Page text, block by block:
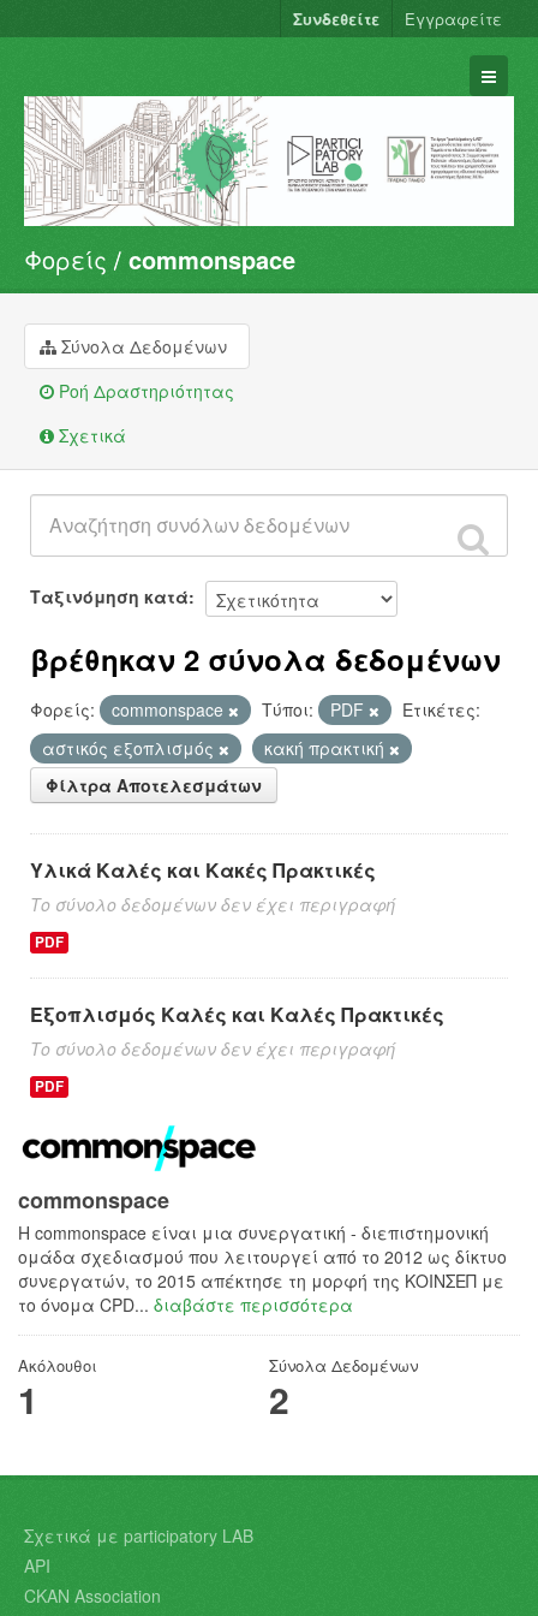
Συνδεθείτε Εγγραφείτε
Σύνολα Δεδομένων
Φορείς
Ομάδες
Σχετικά
Φορείς commonspace
Σύνολα Δεδομένων
Ροή Δραστηριότητας
Σχετικά
Ταξινόμηση κατά
βρέθηκαν 2 σύνολα δεδομένων
Φορείς: commonspace Τύποι: PDF
Ετικέτες:
αστικός εξοπλισμός
κακή πρακτική
Φίλτρα Αποτελεσμάτων
Υλικά Καλές και Κακές Πρακτικές
Το σύνολο δεδομένων δεν έχει περιγραφή
PDF
Εξοπλισμός Καλές και Καλές Πρακτικές
Το σύνολο δεδομένων δεν έχει περιγραφή
PDF
commonspace
H commonspace είναι μια συνεργατική - διεπιστημονική
ομάδα σχεδιασμού που λειτουργεί από το 2012 ως δίκτυο
συνεργατών, το 2015 απέκτησε τη μορφή της ΚΟΙΝΣΕΠ με
το όνομα CPD... διαβάστε περισσότερα
Ακόλουθοι
1
Σύνολα Δεδομένων
2
Σχετικά με participatory LAB
API
CKAN Association